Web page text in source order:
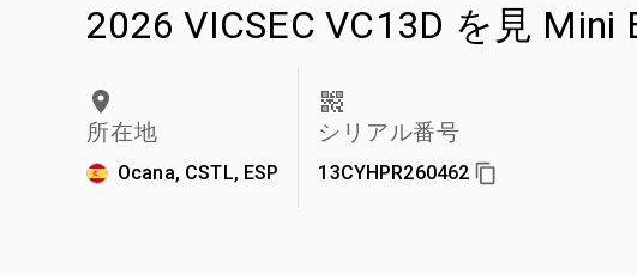
2026 VICSEC VC13D を見 Mini
所在地
Ocana, CSTL, ESP
シリアル番号
13CYHPR260462